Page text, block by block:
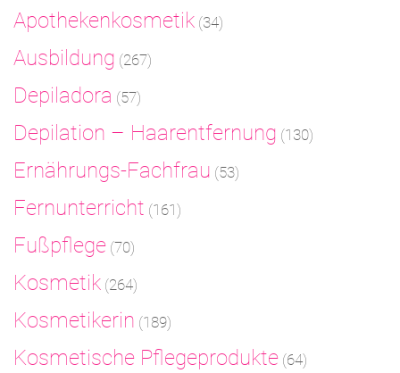
Apothekenkosmetik (34)
Ausbildung (267)
Depiladora (57)
Depilation – Haarentfernung (130)
Ernährungs-Fachfrau (53)
Fernunterricht (161)
Fußpflege (70)
Kosmetik (264)
Kosmetikerin (189)
Kosmetische Pflegeprodukte (64)